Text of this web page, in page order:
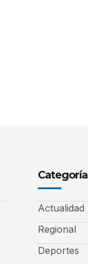
Categoría
Actualidad
Regional
Deportes